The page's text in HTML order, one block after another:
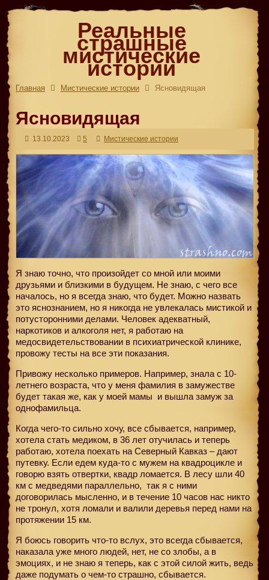
Реальные
страшные
мистические
истории
Главная Мистические истории Ясновидящая
Ясновидящая
13.10.2023 5 Мистические истории
Я знаю точно, что произойдет со мной или моими
друзьями и близкими в будущем. Не знаю, с чего все
началось, но я всегда знаю, что будет. Можно назвать
это яснознанием, но я никогда не увлекалась мистикой и
потусторонними делами. Человек адекватный,
наркотиков и алкоголя нет, я работаю на
медосвидетельствовании в психиатрической клинике,
провожу тесты на все эти показания.
Привожу несколько примеров. Например, знала с 10-
летнего возраста, что у меня фамилия в замужестве
будет такая же, как у моей мамы и вышла замуж за
однофамильца.
Когда чего-то сильно хочу, все сбывается, например,
хотела стать медиком, в 36 лет отучилась и теперь
работаю, хотела поехать на Северный Кавказ – дают
путевку. Если едем куда-то с мужем на квадроцикле и
говорю взять отвертки, квадр ломается. В лесу шли 40
км с медведями параллельно, так я с ними
договорилась мысленно, и в течение 10 часов нас никто
не тронул, хотя ломали и валили деревья перед нами на
протяжении 15 км.
Я боюсь говорить что-то вслух, это всегда сбывается,
наказала уже много людей, нет, не со злобы, а в
эмоциях, и не знаю я теперь, как с этой силой жить, ведь
даже подумать о чем-то страшно, сбывается.